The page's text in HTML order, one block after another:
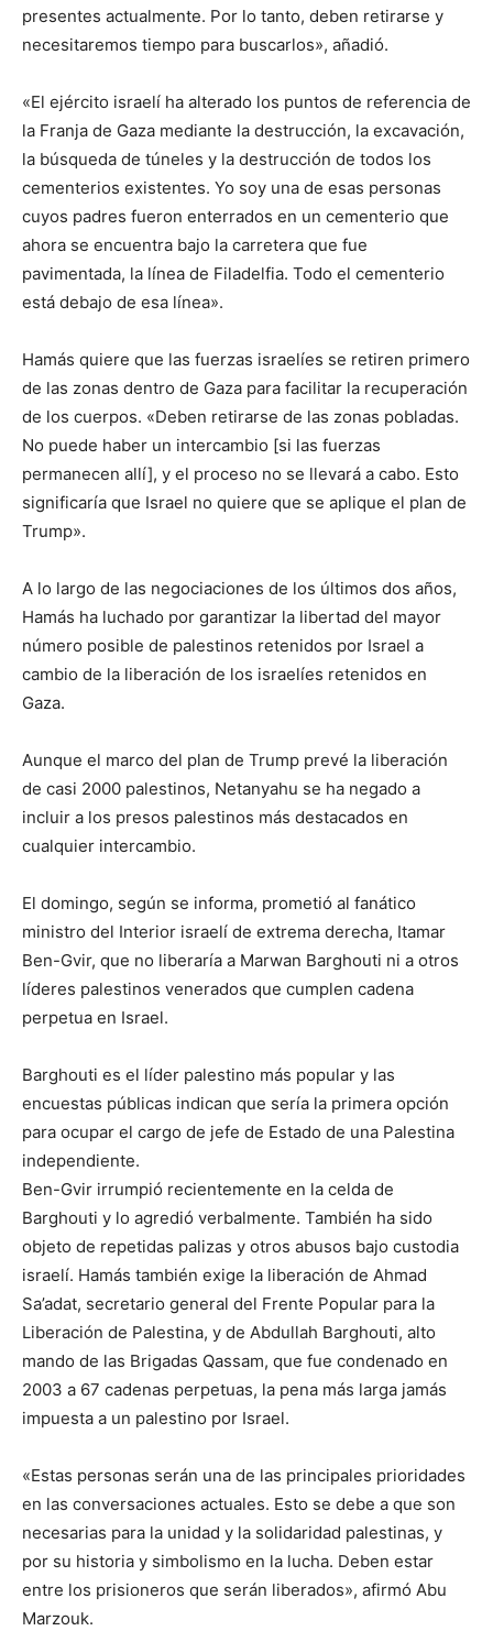
presentes actualmente. Por lo tanto, deben retirarse y
necesitaremos tiempo para buscarlos», añadió.
«El ejército israelí ha alterado los puntos de referencia de
la Franja de Gaza mediante la destrucción, la excavación,
la búsqueda de túneles y la destrucción de todos los
cementerios existentes. Yo soy una de esas personas
cuyos padres fueron enterrados en un cementerio que
ahora se encuentra bajo la carretera que fue
pavimentada, la línea de Filadelfia. Todo el cementerio
está debajo de esa línea».
Hamás quiere que las fuerzas israelíes se retiren primero
de las zonas dentro de Gaza para facilitar la recuperación
de los cuerpos. «Deben retirarse de las zonas pobladas.
No puede haber un intercambio [si las fuerzas
permanecen allí], y el proceso no se llevará a cabo. Esto
significaría que Israel no quiere que se aplique el plan de
Trump».
A lo largo de las negociaciones de los últimos dos años,
Hamás ha luchado por garantizar la libertad del mayor
número posible de palestinos retenidos por Israel a
cambio de la liberación de los israelíes retenidos en
Gaza.
Aunque el marco del plan de Trump prevé la liberación
de casi 2000 palestinos, Netanyahu se ha negado a
incluir a los presos palestinos más destacados en
cualquier intercambio.
El domingo, según se informa, prometió al fanático
ministro del Interior israelí de extrema derecha, Itamar
Ben-Gvir, que no liberaría a Marwan Barghouti ni a otros
líderes palestinos venerados que cumplen cadena
perpetua en Israel.
Barghouti es el líder palestino más popular y las
encuestas públicas indican que sería la primera opción
para ocupar el cargo de jefe de Estado de una Palestina
independiente.
Ben-Gvir irrumpió recientemente en la celda de
Barghouti y lo agredió verbalmente. También ha sido
objeto de repetidas palizas y otros abusos bajo custodia
israelí. Hamás también exige la liberación de Ahmad
Sa’adat, secretario general del Frente Popular para la
Liberación de Palestina, y de Abdullah Barghouti, alto
mando de las Brigadas Qassam, que fue condenado en
2003 a 67 cadenas perpetuas, la pena más larga jamás
impuesta a un palestino por Israel.
«Estas personas serán una de las principales prioridades
en las conversaciones actuales. Esto se debe a que son
necesarias para la unidad y la solidaridad palestinas, y
por su historia y simbolismo en la lucha. Deben estar
entre los prisioneros que serán liberados», afirmó Abu
Marzouk.